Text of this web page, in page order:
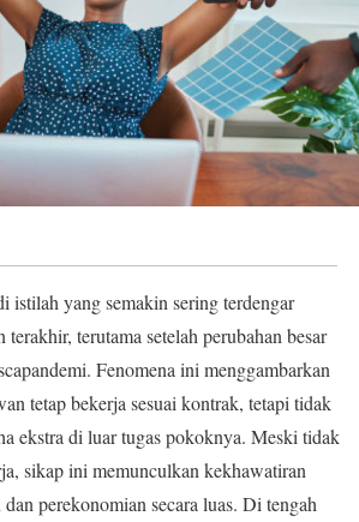
istilah yang semakin sering terdengar
terakhir, terutama setelah perubahan besar
Fenomena ini menggambarkan
tetap bekerja sesuai kontrak, tetapi tidak
ekstra di luar tugas pokoknya. Meski tidak
sikap ini memunculkan kekhawatiran
perekonomian secara luas. Di tengah